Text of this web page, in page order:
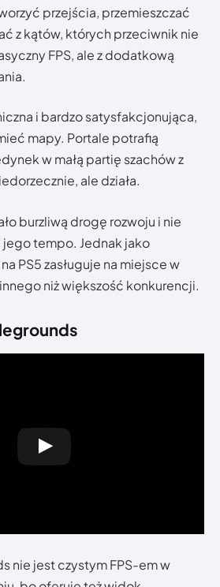
przejścia, przemieszczać
z kątów, których przeciwnik nie
FPS, ale z dodatkową
i bardzo satysfakcjonująca,
mapy. Portale potrafią
w małą partię szachów z
ale działa.
burzliwą drogę rozwoju i nie
tempo. Jednak jako
PS5 zasługuje na miejsce w
niż większość konkurencji.
nie jest czystym FPS-em w